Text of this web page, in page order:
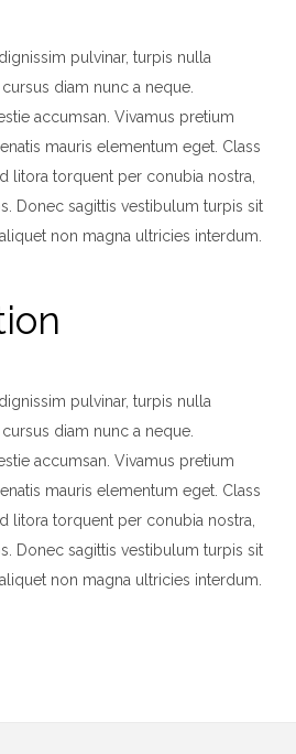
pulvinar, turpis nulla
diam nunc a neque.
accumsan. Vivamus pretium
mauris elementum eget. Class
litora torquent per conubia nostra,
Donec sagittis vestibulum turpis sit
non magna ultricies interdum.
pulvinar, turpis nulla
diam nunc a neque.
accumsan. Vivamus pretium
mauris elementum eget. Class
litora torquent per conubia nostra,
Donec sagittis vestibulum turpis sit
non magna ultricies interdum.